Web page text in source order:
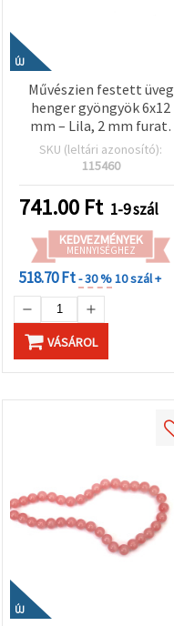
ÚJ
Művészien festett üveg
henger gyöngyök 6x12
mm – Lila, 2 mm furat,
szálon kb. 65 db – modern
ékszerkészítéshez és
alkotásokhoz
SKU (leltári azonosító):
115460
741.00 Ft 1-9 szál
KEDVEZMÉNYEK
MENNYISÉGHEZ
518.70 Ft- 30 %10 szál +
VÁSÁROL
ÚJ